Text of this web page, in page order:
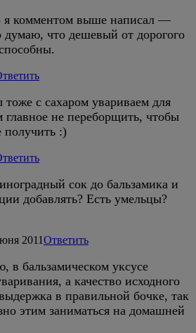
я комментом выше написал —
что дешевый от дорогого
с сахаром увариваем для
главное не переборщить, чтобы
получить :)
сок до бальзамика и
добавлять? Есть умельцы?
2011Ответить
в бальзамическом уксусе
а качество исходного
в правильной бочке, так
этим заниматься на домашней